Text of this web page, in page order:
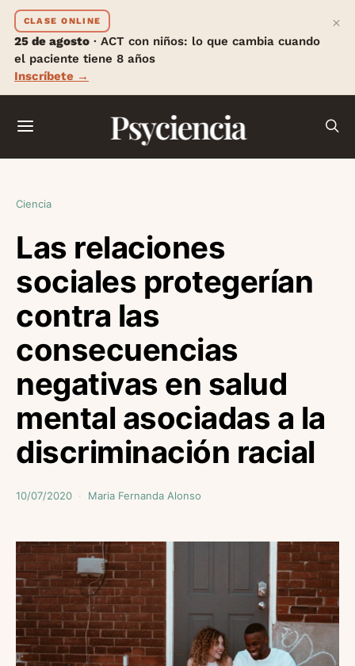
CLASE ONLINE
25 de agosto · ACT con niños: lo que cambia cuando
el paciente tiene 8 años
Inscríbete →
×
Psyciencia
Ciencia
Las relaciones
sociales protegerían
contra las
consecuencias
negativas en salud
mental asociadas a la
discriminación racial
10/07/2020 Maria Fernanda Alonso